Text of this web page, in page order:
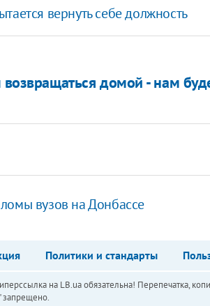
вернуть себе должность
домой - нам
вузов на Донбассе
Политики и стандарты
на LB.ua обязательна! Перепечатка,
запрещено.